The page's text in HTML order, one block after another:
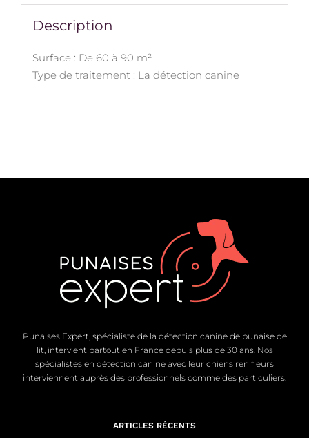
Description
Surface : De 60 à 90 m²
Type de traitement : La détection canine
Punaises Expert, spécialiste de la détection canine de punaise de
lit, intervient partout en France depuis plus de 30 ans. Nos
spécialistes en détection canine avec leur chiens renifleurs
interviennent auprès des professionnels comme des particuliers.
ARTICLES RÉCENTS